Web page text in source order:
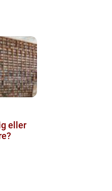
eller